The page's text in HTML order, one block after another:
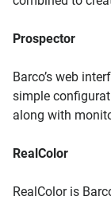
Prospector
Barco’s web
simple
along with
RealColor
RealColor is